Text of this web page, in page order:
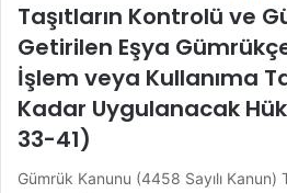
Taşıtların Kontrolü ve
Getirilen Eşya
İşlem veya Kullanıma
Kadar Uygulanacak
33-41)
Gümrük Kanunu (4458 Sayılı Kanun)